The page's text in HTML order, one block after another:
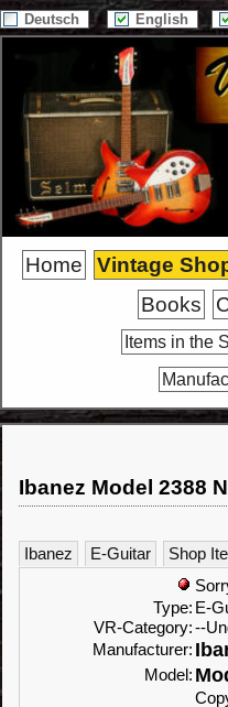
Deutsch English
Home Vintage
Books
Items in the
Ibanez Model 2388
Ibanez E-Guitar
Shop
Type: E-
VR-Category:--
Manufacturer:
Model: